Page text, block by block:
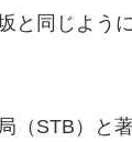
と同じよう
（STB）と